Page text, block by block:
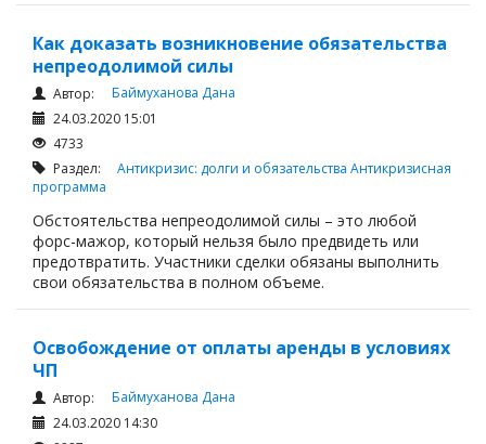
Государственные закупки
Заключение, изменение и расторжение договоров
Налоги и налогообложение
Новости сервиса
Архив
Как доказать возникновение обязательства
непреодолимой силы
Автор:
Баймуханова Дана
24.03.2020 15:01
4733
Раздел: Антикризис: долги и обязательства Антикризисная
программа
Обстоятельства непреодолимой силы – это любой
форс-мажор, который нельзя было предвидеть или
предотвратить. Участники сделки обязаны выполнить
свои обязательства в полном объеме.
Освобождение от оплаты аренды в условиях
ЧП
Автор:
Баймуханова Дана
24.03.2020 14:30